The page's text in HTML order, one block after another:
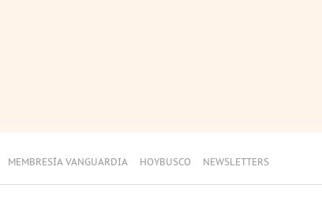
MEMBRESÍA VANGUARDIA HOYBUSCO NEWSLETTERS